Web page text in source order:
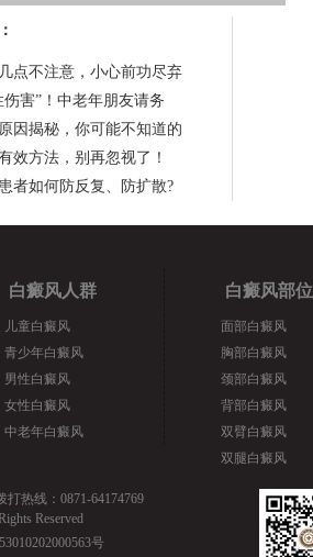
点不注意，小心前功尽弃
害”！中老年朋友请务
因揭秘，你可能不知道的
效方法，别再忽视了！
者如何防反复、防扩散?
白癜风人群
儿童白癜风
青少年白癜风
男性白癜风
女性白癜风
中老年白癜风
白癜风部位
面部白癜风
胸部白癜风
颈部白癜风
背部白癜风
双臂白癜风
双腿白癜风
热线：0871-64174769
Reserved
号